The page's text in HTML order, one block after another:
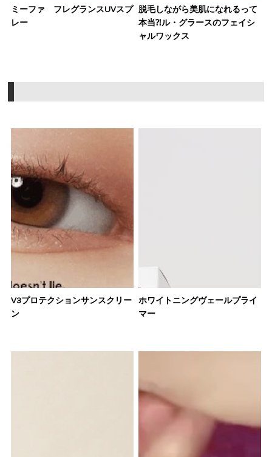
ミーファ フレグランスUVスプ
レー
脱毛しながら美肌になれるって
本当⁈ル・グラースのフェイシ
ャルワックス
V3プロテクションサンスクリー
ン
ホワイトニングヴェールプライ
マー